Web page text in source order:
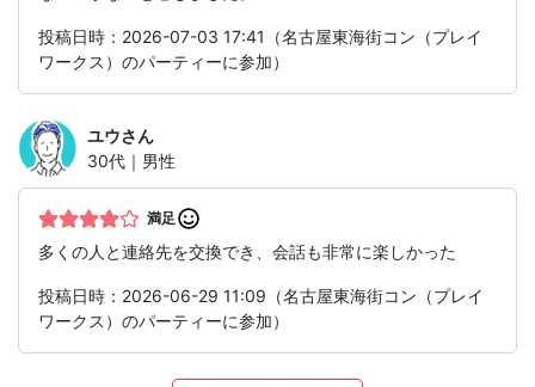
投稿日時：2026-07-03 17:41（名古屋東海街コン（プレイ
ワークス）のパーティーに参加）
ユウさん
30代｜男性
満足
多くの人と連絡先を交換でき、会話も非常に楽しかった
投稿日時：2026-06-29 11:09（名古屋東海街コン（プレイ
ワークス）のパーティーに参加）